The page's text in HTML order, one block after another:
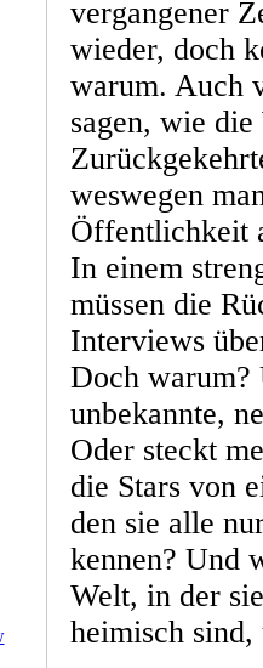
vergangener
wieder, doch
warum. Auch
sagen, wie
weswegen
Öffentlichkeit
In einem
müssen die
Interviews
Doch warum?
unbekannte,
Oder steckt
die Stars von
den sie alle
kennen? Und
Welt, in der
heimisch sind,